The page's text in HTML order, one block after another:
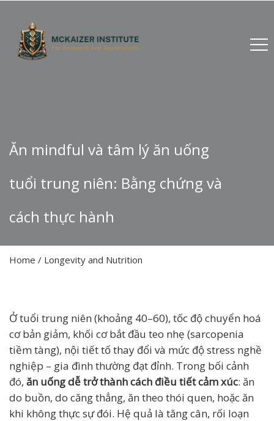
Ăn mindful và tâm lý ăn uống
tuổi trung niên: Bằng chứng và
cách thực hành
Home / Longevity and Nutrition
Ở tuổi trung niên (khoảng 40–60), tốc độ chuyển hoá
cơ bản giảm, khối cơ bắt đầu teo nhẹ (sarcopenia
tiềm tàng), nội tiết tố thay đổi và mức độ stress nghề
nghiệp – gia đình thường đạt đỉnh. Trong bối cảnh
đó, ăn uống dễ trở thành cách điều tiết cảm xúc: ăn
do buồn, do căng thẳng, ăn theo thói quen, hoặc ăn
khi không thực sự đói. Hệ quả là tăng cân, rối loạn